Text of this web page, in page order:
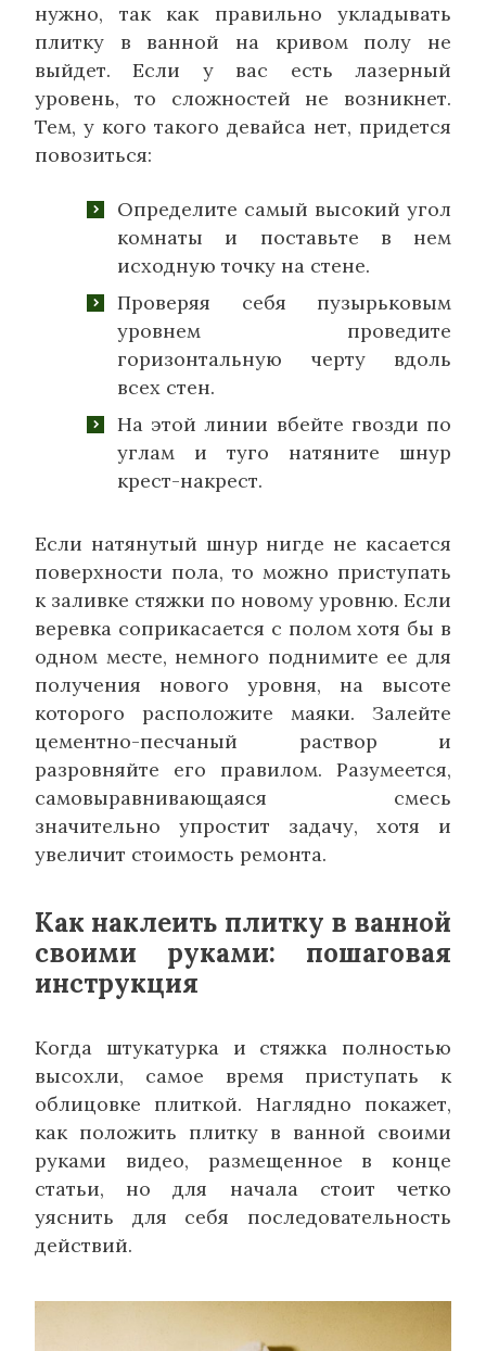
нужно, так как правильно укладывать
плитку в ванной на кривом полу не
выйдет. Если у вас есть лазерный
уровень, то сложностей не возникнет.
Тем, у кого такого девайса нет, придется
повозиться:
Определите самый высокий угол
комнаты и поставьте в нем
исходную точку на стене.
Проверяя себя пузырьковым
уровнем проведите
горизонтальную черту вдоль
всех стен.
На этой линии вбейте гвозди по
углам и туго натяните шнур
крест-накрест.
Если натянутый шнур нигде не касается
поверхности пола, то можно приступать
к заливке стяжки по новому уровню. Если
веревка соприкасается с полом хотя бы в
одном месте, немного поднимите ее для
получения нового уровня, на высоте
которого расположите маяки. Залейте
цементно-песчаный раствор и
разровняйте его правилом. Разумеется,
самовыравнивающаяся смесь
значительно упростит задачу, хотя и
увеличит стоимость ремонта.
Как наклеить плитку в ванной
своими руками: пошаговая
инструкция
Когда штукатурка и стяжка полностью
высохли, самое время приступать к
облицовке плиткой. Наглядно покажет,
как положить плитку в ванной своими
руками видео, размещенное в конце
статьи, но для начала стоит четко
уяснить для себя последовательность
действий.